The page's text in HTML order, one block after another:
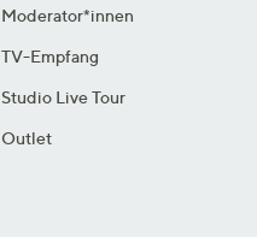
Moderator*innen
TV-Empfang
Studio Live Tour
Outlet